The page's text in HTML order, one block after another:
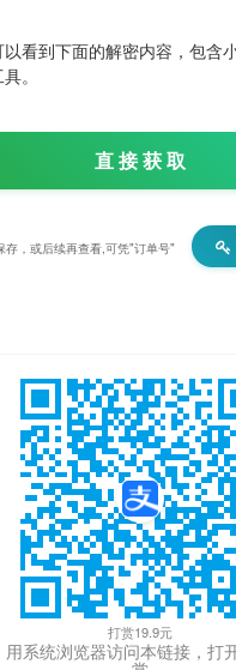
看到下面的解密内容，包含
。
直 接 获 取
存，或后续再查看,可凭"订单号"
打赏19.9元
用系统浏览器访问本链接，打